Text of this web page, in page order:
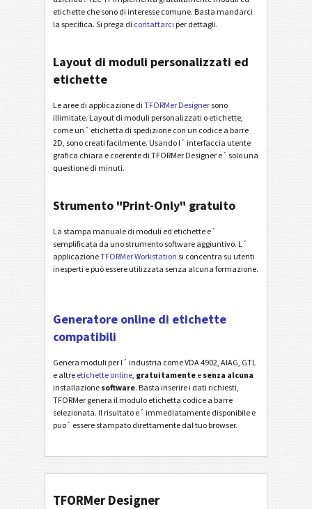
etichette che sono di interesse comune. Basta mandarci
la specifica. Si prega di contattarci per dettagli.
Layout di moduli personalizzati ed
etichette
Le aree di applicazione di TFORMer Designer sono
illimitate. Layout di moduli personalizzati o etichette,
come un´ etichetta di spedizione con un codice a barre
2D, sono creati facilmente. Usando l´ interfaccia utente
grafica chiara e coerente di TFORMer Designer e´ solo una
questione di minuti.
Strumento "Print-Only" gratuito
La stampa manuale di moduli ed etichette e´
semplificata da uno strumento software aggiuntivo. L´
applicazioneTFORMer Workstation si concentra su utenti
inesperti e può essere utilizzata senza alcuna formazione.
Generatore online di etichette
compatibili
Genera moduli per l´ industria come VDA 4902, AIAG, GTL
e altre etichette online gratuitamente e senza alcuna
installazione software. Basta inserire i dati richiesti,
TFORMer genera il modulo etichetta codice a barre
selezionata. Il risultato e´ immediatamente disponibile e
puo´ essere stampato direttamente dal tuo browser.
TFORMer Designer